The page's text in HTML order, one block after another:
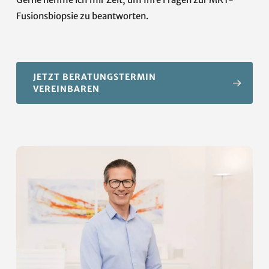
Fusionsbiopsie zu beantworten.
JETZT BERATUNGSTERMIN
VEREINBAREN